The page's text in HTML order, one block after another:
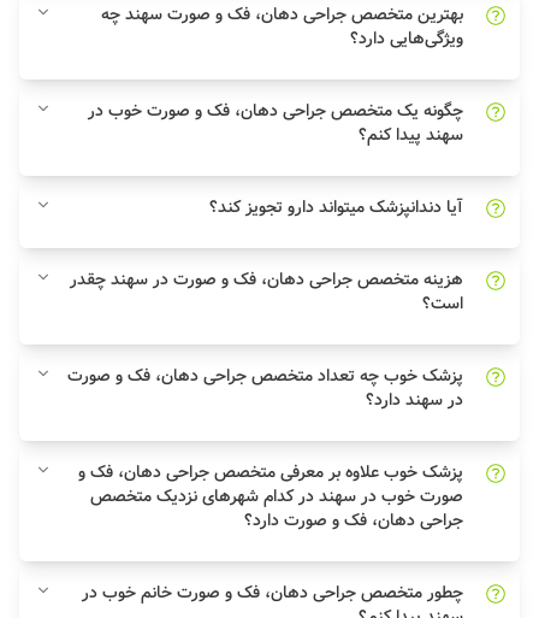
بهترین متخصص جراحی دهان، فک و صورت سهند چه
ویژگی‌هایی دارد؟
چگونه یک متخصص جراحی دهان، فک و صورت خوب در
سهند پیدا کنم؟
آیا دندانپزشک میتواند دارو تجویز کند؟
هزینه متخصص جراحی دهان، فک و صورت در سهند چقدر
است؟
پزشک خوب چه تعداد متخصص جراحی دهان، فک و صورت
در سهند دارد؟
پزشک خوب علاوه بر معرفی متخصص جراحی دهان، فک و
صورت خوب در سهند در کدام شهرهای نزدیک متخصص
جراحی دهان، فک و صورت دارد؟
چطور متخصص جراحی دهان، فک و صورت خانم خوب در